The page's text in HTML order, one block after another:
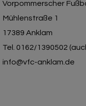
Vorpommerscher
Mühlenstraße 1
17389 Anklam
Tel. 0162/1390502
info@vfc-anklam.de